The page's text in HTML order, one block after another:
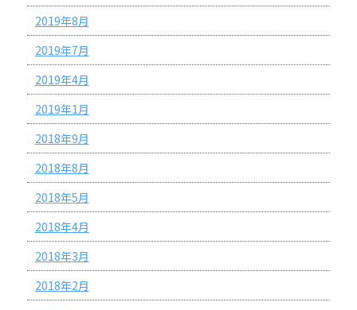
2019年8月
2019年7月
2019年4月
2019年1月
2018年9月
2018年8月
2018年5月
2018年4月
2018年3月
2018年2月